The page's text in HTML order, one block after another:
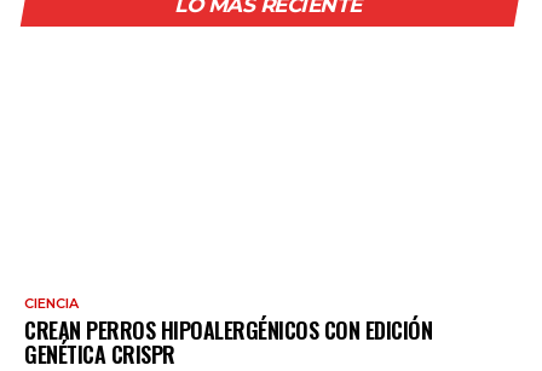
CIENCIA
CREAN PERROS HIPOALERGÉNICOS CON EDICIÓN
GENÉTICA CRISPR